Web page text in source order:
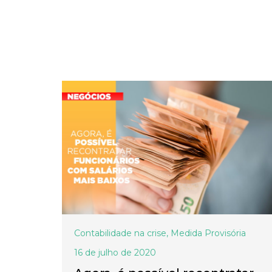
Contabilidade na crise, Medida Provisória
16 de julho de 2020